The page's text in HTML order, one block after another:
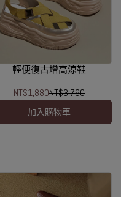
輕便復古增高涼鞋
NT$1,880NT$3,760
加入購物車